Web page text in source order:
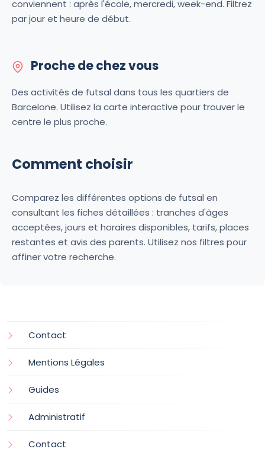
conviennent : après l'école, mercredi, week-end. Filtrez
par jour et heure de début.
Proche de chez vous
Des activités de futsal dans tous les quartiers de
Barcelone. Utilisez la carte interactive pour trouver le
centre le plus proche.
Comment choisir
Comparez les différentes options de futsal en
consultant les fiches détaillées : tranches d'âges
acceptées, jours et horaires disponibles, tarifs, places
restantes et avis des parents. Utilisez nos filtres pour
affiner votre recherche.
Contact
Mentions Légales
Guides
Administratif
Contact